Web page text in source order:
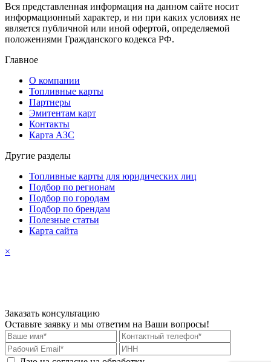
Вся представленная информация на данном сайте носит
информационный характер, и ни при каких условиях не
является публичной или иной офертой, определяемой
положениями Гражданского кодекса РФ.
Главное
О компании
Топливные карты
Партнеры
Эмитентам карт
Контакты
Карта АЗС
Другие разделы
Топливные карты для юридических лиц
Подбор по регионам
Подбор по городам
Подбор по брендам
Полезные статьи
Карта сайта
×
Заказать консультацию
Оставьте заявку и мы ответим на Ваши вопросы!